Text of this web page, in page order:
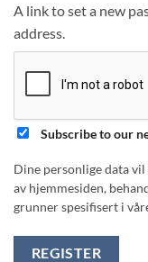
A link to set a new
address.
Subscribe to our
Dine personlige data
av hjemmesiden,
grunner spesifisert i
REGISTER